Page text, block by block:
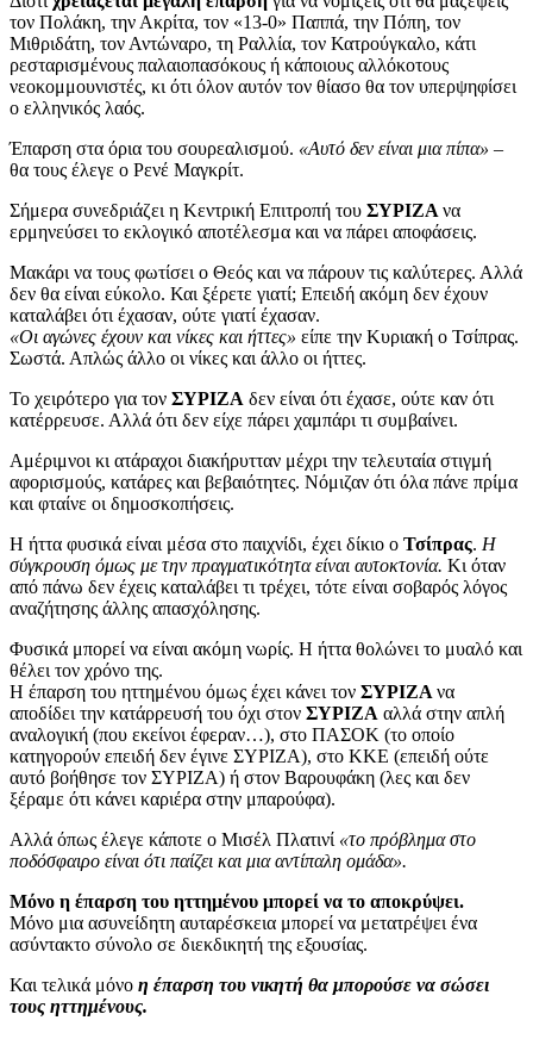
τον Πολάκη, την Ακρίτα, τον «13-0» Παππά, την Πόπη, τον
Μιθριδάτη, τον Αντώναρο, τη Ραλλία, τον Κατρούγκαλο, κάτι
ρεσταρισμένους παλαιοπασόκους ή κάποιους αλλόκοτους
νεοκομμουνιστές, κι ότι όλον αυτόν τον θίασο θα τον υπερψηφίσει
ο ελληνικός λαός.
Έπαρση στα όρια του σουρεαλισμού. «Αυτό δεν είναι μια πίπα» –
θα τους έλεγε ο Ρενέ Μαγκρίτ.
Σήμερα συνεδριάζει η Κεντρική Επιτροπή του ΣΥΡΙΖΑ να
ερμηνεύσει το εκλογικό αποτέλεσμα και να πάρει αποφάσεις.
Μακάρι να τους φωτίσει ο Θεός και να πάρουν τις καλύτερες. Αλλά
δεν θα είναι εύκολο. Και ξέρετε γιατί; Επειδή ακόμη δεν έχουν
καταλάβει ότι έχασαν, ούτε γιατί έχασαν.
«Οι αγώνες έχουν και νίκες και ήττες» είπε την Κυριακή ο Τσίπρας.
Σωστά. Απλώς άλλο οι νίκες και άλλο οι ήττες.
Το χειρότερο για τον ΣΥΡΙΖΑ δεν είναι ότι έχασε, ούτε καν ότι
κατέρρευσε. Αλλά ότι δεν είχε πάρει χαμπάρι τι συμβαίνει.
Αμέριμνοι κι ατάραχοι διακήρυτταν μέχρι την τελευταία στιγμή
αφορισμούς, κατάρες και βεβαιότητες. Νόμιζαν ότι όλα πάνε πρίμα
και φταίνε οι δημοσκοπήσεις.
Η ήττα φυσικά είναι μέσα στο παιχνίδι, έχει δίκιο ο Τσίπρας. Η
σύγκρουση όμως με την πραγματικότητα είναι αυτοκτονία. Κι όταν
από πάνω δεν έχεις καταλάβει τι τρέχει, τότε είναι σοβαρός λόγος
αναζήτησης άλλης απασχόλησης.
Φυσικά μπορεί να είναι ακόμη νωρίς. Η ήττα θολώνει το μυαλό και
θέλει τον χρόνο της.
Η έπαρση του ηττημένου όμως έχει κάνει τον ΣΥΡΙΖΑ να
αποδίδει την κατάρρευσή του όχι στον ΣΥΡΙΖΑ αλλά στην απλή
αναλογική (που εκείνοι έφεραν…), στο ΠΑΣΟΚ (το οποίο
κατηγορούν επειδή δεν έγινε ΣΥΡΙΖΑ), στο ΚΚΕ (επειδή ούτε
αυτό βοήθησε τον ΣΥΡΙΖΑ) ή στον Βαρουφάκη (λες και δεν
ξέραμε ότι κάνει καριέρα στην μπαρούφα).
Αλλά όπως έλεγε κάποτε ο Μισέλ Πλατινί «το πρόβλημα στο
ποδόσφαιρο είναι ότι παίζει και μια αντίπαλη ομάδα».
Μόνο η έπαρση του ηττημένου μπορεί να το αποκρύψει.
Μόνο μια ασυνείδητη αυταρέσκεια μπορεί να μετατρέψει ένα
ασύντακτο σύνολο σε διεκδικητή της εξουσίας.
Και τελικά μόνο η έπαρση του νικητή θα μπορούσε να σώσει
τους ηττημένους.